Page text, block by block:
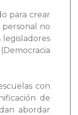
para crear
no
con
de
abordar